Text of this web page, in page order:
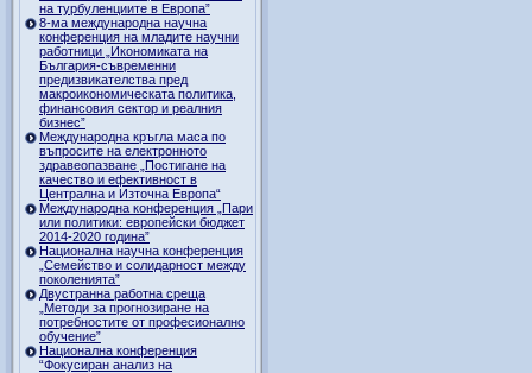
на турбуленциите в Европа”
8-ма международна научна
конференция на младите научни
работници „Икономиката на
България-съвременни
предизвикателства пред
макроикономическата политика,
финансовия сектор и реалния
бизнес”
Международна кръгла маса по
въпросите на електронното
здравеопазване „Постигане на
качество и ефективност в
Централна и Източна Европа“
Международна конференция „Пари
или политики: европейски бюджет
2014-2020 година”
Национална научна конференция
„Семейство и солидарност между
поколенията”
Двустранна работна среща
„Методи за прогнозиране на
потребностите от професионално
обучение”
Национална конференция
“Фокусиран анализ на